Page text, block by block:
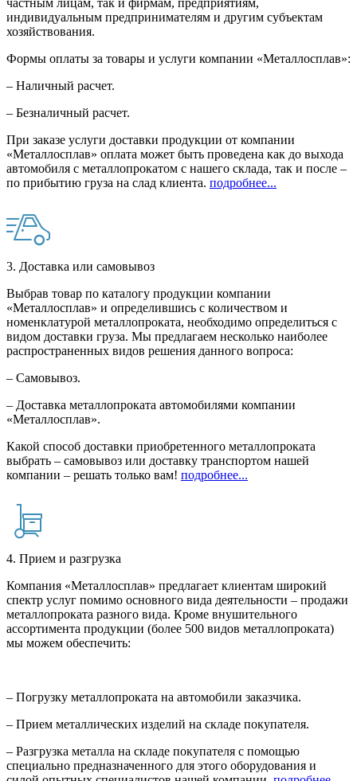
частным лицам, так и фирмам, предприятиям,
индивидуальным предпринимателям и другим субъектам
хозяйствования.
Формы оплаты за товары и услуги компании «Металлосплав»:
– Наличный расчет.
– Безналичный расчет.
При заказе услуги доставки продукции от компании
«Металлосплав» оплата может быть проведена как до выхода
автомобиля с металлопрокатом с нашего склада, так и после –
по прибытию груза на слад клиента. подробнее...
3. Доставка или самовывоз
Выбрав товар по каталогу продукции компании
«Металлосплав» и определившись с количеством и
номенклатурой металлопроката, необходимо определиться с
видом доставки груза. Мы предлагаем несколько наиболее
распространенных видов решения данного вопроса:
– Самовывоз.
– Доставка металлопроката автомобилями компании
«Металлосплав».
Какой способ доставки приобретенного металлопроката
выбрать – самовывоз или доставку транспортом нашей
компании – решать только вам! подробнее...
4. Прием и разгрузка
Компания «Металлосплав» предлагает клиентам широкий
спектр услуг помимо основного вида деятельности – продажи
металлопроката разного вида. Кроме внушительного
ассортимента продукции (более 500 видов металлопроката)
мы можем обеспечить:
– Погрузку металлопроката на автомобили заказчика.
– Прием металлических изделий на складе покупателя.
– Разгрузка металла на складе покупателя с помощью
специально предназначенного для этого оборудования и